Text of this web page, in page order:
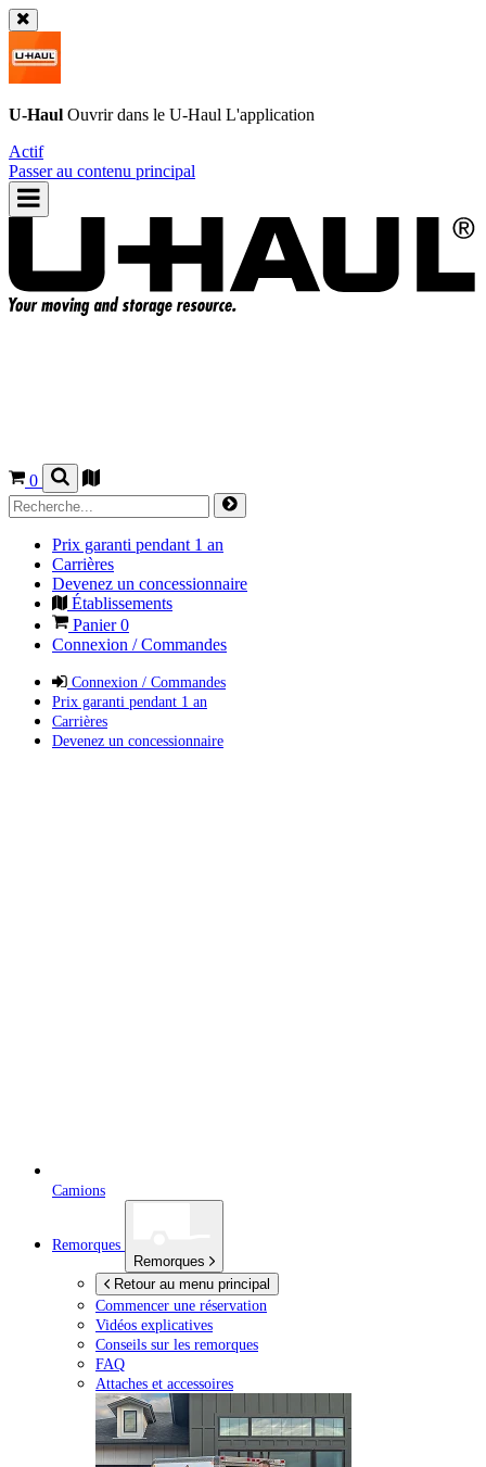
U-Haul Ouvrir dans le U-Haul L'application
Actif
Passer au contenu principal
0
Prix garanti pendant 1 an
Carrières
Devenez un concessionnaire
Établissements
Panier0
Connexion / Commandes
Connexion / Commandes
Prix garanti pendant 1 an
Carrières
Devenez un concessionnaire
Camions
Remorques
Remorques
Retour au menu principal
Commencer une réservation
Vidéos explicatives
Conseils sur les remorques
FAQ
Attaches et accessoires